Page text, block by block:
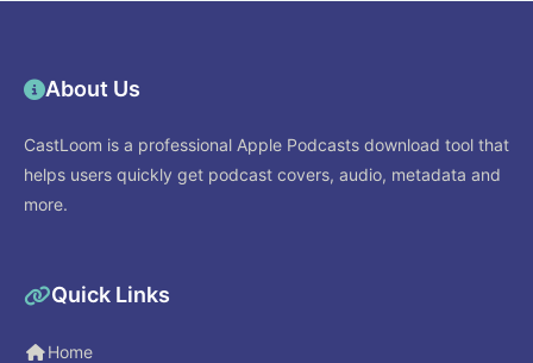
About Us
CastLoom is a professional Apple Podcasts download tool that
helps users quickly get podcast covers, audio, metadata and
more.
Quick Links
Home